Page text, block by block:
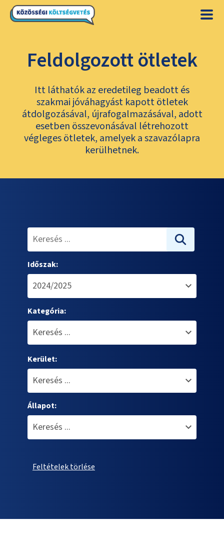
Feldolgozott ötletek
Itt láthatók az eredetileg beadott és
szakmai jóváhagyást kapott ötletek
átdolgozásával, újrafogalmazásával, adott
esetben összevonásával létrehozott
végleges ötletek, amelyek a szavazólapra
kerülhetnek.
Időszak:
Kategória:
Kerület:
Állapot:
Feltételek törlése